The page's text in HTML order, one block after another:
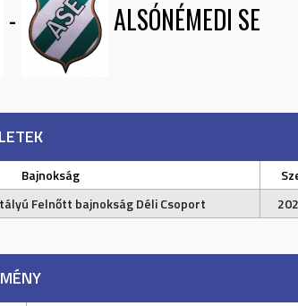
- ALSÓNÉMEDI SE
Bajnokság
Felnőtt bajnokság Déli Csoport